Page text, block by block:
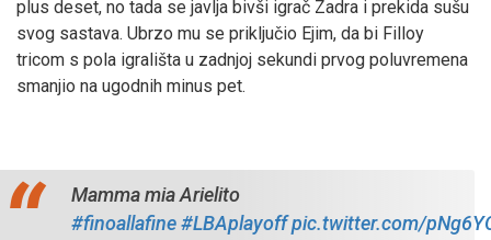
plus deset, no tada se javlja bivši igrač Zadra i prekida sušu
svog sastava. Ubrzo mu se priključio Ejim, da bi Filloy
tricom s pola igrališta u zadnjoj sekundi prvog poluvremena
smanjio na ugodnih minus pet.
Mamma mia Arielito
#finoallafine#LBAplayoffpic.twitter.com/